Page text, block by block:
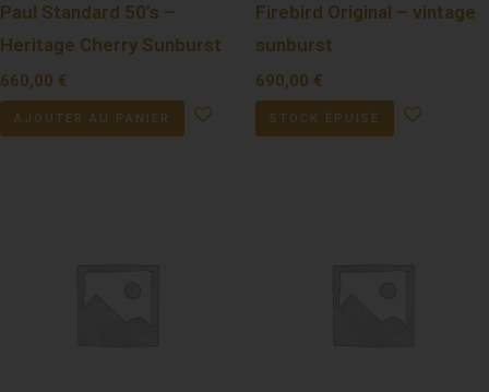
Paul Standard 50’s –
Heritage Cherry Sunburst
660,00 €
AJOUTER AU PANIER
Firebird Original – vintage
sunburst
690,00 €
STOCK ÉPUISÉ